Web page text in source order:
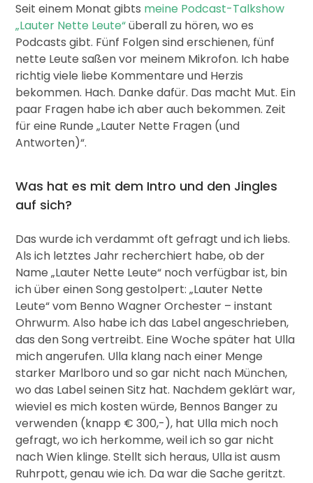
Seit einem Monat gibts meine Podcast-Talkshow
„Lauter Nette Leute“überall zu hören, wo es
Podcasts gibt. Fünf Folgen sind erschienen, fünf
nette Leute saßen vor meinem Mikrofon. Ich habe
richtig viele liebe Kommentare und Herzis
bekommen. Hach. Danke dafür. Das macht Mut. Ein
paar Fragen habe ich aber auch bekommen. Zeit
für eine Runde „Lauter Nette Fragen (und
Antworten)“.
Was hat es mit dem Intro und den Jingles
auf sich?
Das wurde ich verdammt oft gefragt und ich liebs.
Als ich letztes Jahr recherchiert habe, ob der
Name „Lauter Nette Leute“ noch verfügbar ist, bin
ich über einen Song gestolpert: „Lauter Nette
Leute“ vom Benno Wagner Orchester – instant
Ohrwurm. Also habe ich das Label angeschrieben,
das den Song vertreibt. Eine Woche später hat Ulla
mich angerufen. Ulla klang nach einer Menge
starker Marlboro und so gar nicht nach München,
wo das Label seinen Sitz hat. Nachdem geklärt war,
wieviel es mich kosten würde, Bennos Banger zu
verwenden (knapp € 300,-), hat Ulla mich noch
gefragt, wo ich herkomme, weil ich so gar nicht
nach Wien klinge. Stellt sich heraus, Ulla ist ausm
Ruhrpott, genau wie ich. Da war die Sache geritzt.